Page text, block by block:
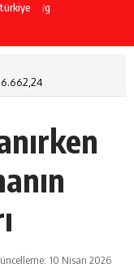
türkiye galatasaray
6.662,24
10 Nisan 2026